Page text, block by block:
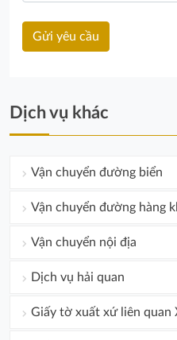
Dịch vụ khác
Vận chuyển đường biển
Vận chuyển đường hàng
Vận chuyển nội địa
Dịch vụ hải quan
Giấy tờ xuất xứ liên quan